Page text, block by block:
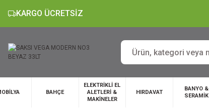
KARGO ÜCRETSİZ
BAHÇE
ELEKTRİKLİ EL
ALETLERİ &
MAKİNELER
HIRDAVAT
BANYO &
SERAMİK